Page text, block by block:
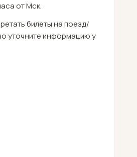
от Мск.
билеты на поезд/
уточните информацию у